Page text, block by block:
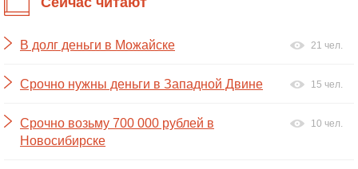
В долг деньги в Можайске 21 чел.
Срочно нужны деньги в Западной Двине 15 чел.
Срочно возьму 700 000 рублей в
Новосибирске
10 чел.